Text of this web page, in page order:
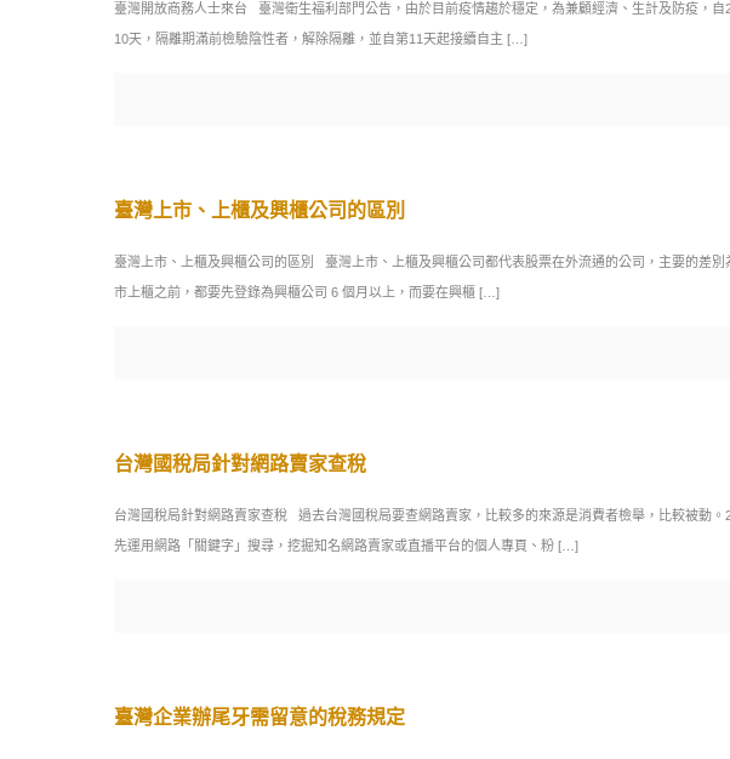
臺灣開放商務人士來台 臺灣衛生福利部門公告，由於目前疫情趨於穩定，為兼顧經濟、生計及防疫，
10天，隔離期滿前檢驗陰性者，解除隔離，並自第11天起接續自主 […]
臺灣上市、上櫃及興櫃公司的區別
臺灣上市、上櫃及興櫃公司的區別 臺灣上市、上櫃及興櫃公司都代表股票在外流通的公司，主要的差
市上櫃之前，都要先登錄為興櫃公司 6 個月以上，而要在興櫃 […]
台灣國稅局針對網路賣家查稅
台灣國稅局針對網路賣家查稅 過去台灣國稅局要查網路賣家，比較多的來源是消費者檢舉，比較被動
先運用網路「關鍵字」搜尋，挖掘知名網路賣家或直播平台的個人專頁、粉 […]
臺灣企業辦尾牙需留意的稅務規定